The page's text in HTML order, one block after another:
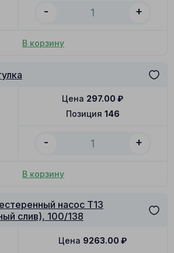
- +
В корзину
Позиция 146
Цена 297.00 ₽
- +
В корзину
насос T13
слив), 100/138
Цена 9263.00 ₽